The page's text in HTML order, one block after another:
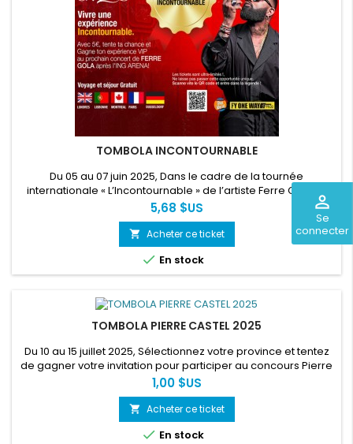
perm_identity
Se
connecter
TOMBOLA INCONTOURNABLE
Du 05 au 07 juin 2025, Dans le cadre de la tournée
internationale « L’Incontournable » de l’artiste Ferre Gola, la
société MAXWORLD SARLU souhaite mettre en place une
tombola promotionnelle permettant à ses fans de partout
dans le monde, sélectionnés par un tirage au sort de vivre
une expérience exclusive avec l’artiste. Cette opération a
pour finalité...
Prix
5,68 $US
shopping_cart Acheter ce ticket
 En stock
TOMBOLA PIERRE CASTEL 2025
Du 10 au 15 juillet 2025, Sélectionnez votre province et tentez
de gagner votre invitation pour participer au concours Pierre
Castel 2025, Les provinces éligibles sont : Équateur, Kasaï,
Kinshasa, Kongo-Central, Kwango, Kwilu, Mai‑Ndombe,
Mongala et Sud Ubangilus.
Prix
1,00 $US
shopping_cart Acheter ce ticket
 En stock